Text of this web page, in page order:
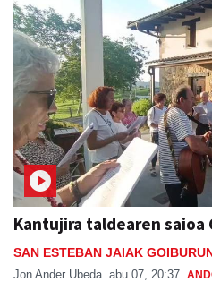
Kantujira taldearen
SAN ESTEBAN JAIAK
Jon Ander Ubeda abu 07, 20:37